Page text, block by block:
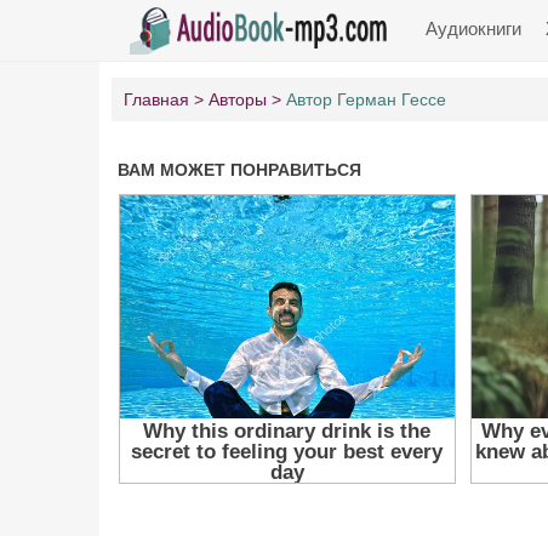
Аудиокниги
Главная Авторы Автор Герман Гессе